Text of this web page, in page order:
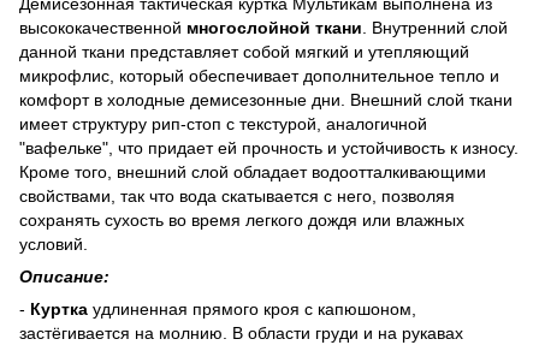
высококачественной многослойной ткани . Внутренний слой
данной ткани представляет собой мягкий и утепляющий
микрофлис, который обеспечивает дополнительное тепло и
комфорт в холодные демисезонные дни. Внешний слой ткани
имеет структуру рип-стоп с текстурой, аналогичной
"вафельке", что придает ей прочность и устойчивость к износу.
Кроме того, внешний слой обладает водоотталкивающими
свойствами, так что вода скатывается с него, позволяя
сохранять сухость во время легкого дождя или влажных
условий.
Описание:
- Куртка удлиненная прямого кроя с капюшоном,
застёгивается на молнию. В области груди и на рукавах